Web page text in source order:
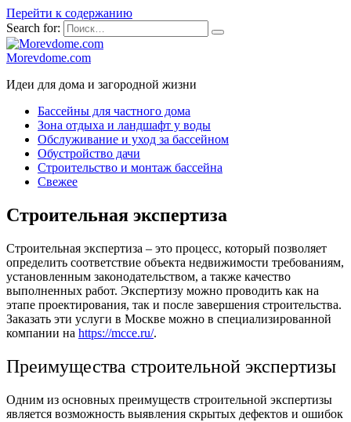
Перейти к содержанию
Search for:
Morevdome.com
Идеи для дома и загородной жизни
Бассейны для частного дома
Зона отдыха и ландшафт у воды
Обслуживание и уход за бассейном
Обустройство дачи
Строительство и монтаж бассейна
Свежее
Строительная экспертиза
Строительная экспертиза – это процесс, который позволяет
определить соответствие объекта недвижимости требованиям,
установленным законодательством, а также качество
выполненных работ. Экспертизу можно проводить как на
этапе проектирования, так и после завершения строительства.
Заказать эти услуги в Москве можно в специализированной
компании на https://mcce.ru/.
Преимущества строительной экспертизы
Одним из основных преимуществ строительной экспертизы
является возможность выявления скрытых дефектов и ошибок